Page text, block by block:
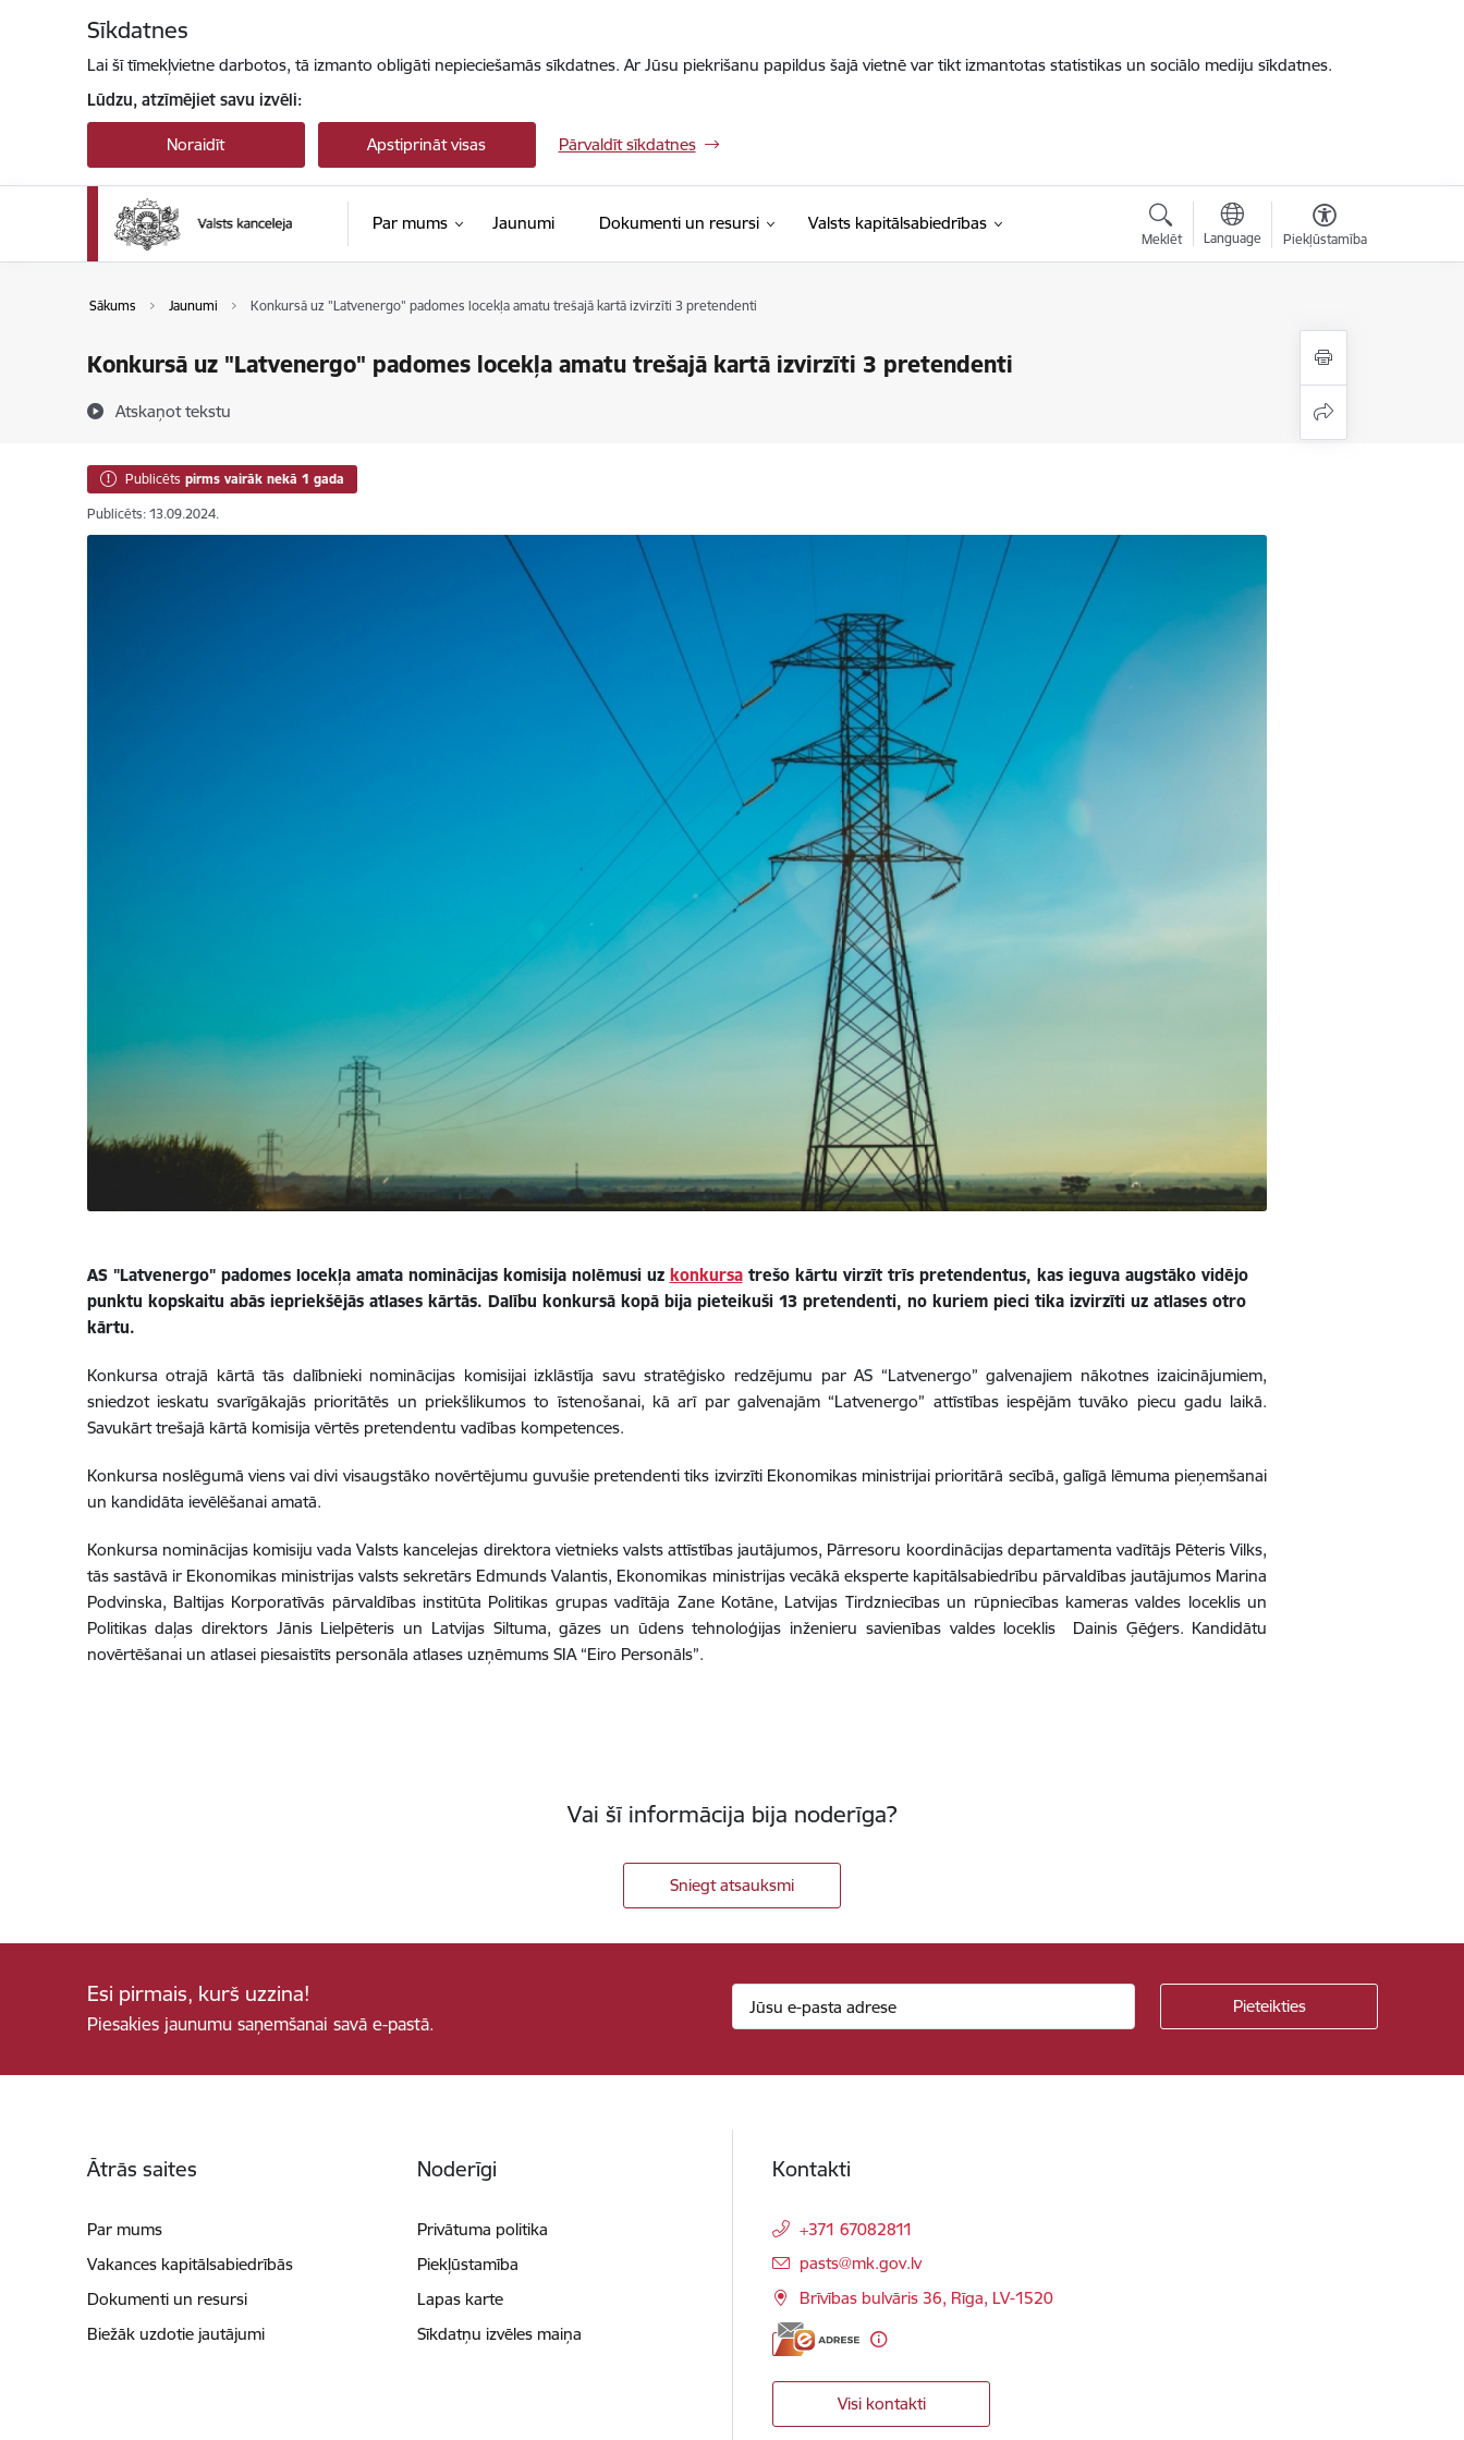
Sīkdatnes
Lai šī tīmekļvietne darbotos, tā izmanto obligāti nepieciešamās sīkdatnes. Ar Jūsu piekrišanu papildus šajā vietnē var tikt izmantotas statistikas un sociālo mediju sīkdatnes.
Lūdzu, atzīmējiet savu izvēli:
Noraidīt Apstiprināt visas Pārvaldīt sīkdatnes
Par mums Jaunumi Dokumenti un resursi Valsts kapitālsabiedrības
Meklēt Language Piekļūstamība
Sākums Jaunumi Konkursā uz "Latvenergo" padomes locekļa amatu trešajā kartā izvirzīti 3 pretendenti
Konkursā uz "Latvenergo" padomes locekļa amatu trešajā kartā izvirzīti 3 pretendenti
Atskaņot tekstu
Publicēts pirms vairāk nekā 1 gada
Publicēts: 13.09.2024.
AS "Latvenergo" padomes locekļa amata nominācijas komisija nolēmusi uz konkursatrešo kārtu virzīt trīs pretendentus, kas ieguva augstāko vidējo
punktu kopskaitu abās iepriekšējās atlases kārtās. Dalību konkursā kopā bija pieteikuši 13 pretendenti, no kuriem pieci tika izvirzīti uz atlases otro
kārtu.
Konkursa otrajā kārtā tās dalībnieki nominācijas komisijai izklāstīja savu stratēģisko redzējumu par AS “Latvenergo” galvenajiem nākotnes izaicinājumiem,
sniedzot ieskatu svarīgākajās prioritātēs un priekšlikumos to īstenošanai, kā arī par galvenajām “Latvenergo” attīstības iespējām tuvāko piecu gadu laikā.
Savukārt trešajā kārtā komisija vērtēs pretendentu vadības kompetences.
Konkursa noslēgumā viens vai divi visaugstāko novērtējumu guvušie pretendenti tiks izvirzīti Ekonomikas ministrijai prioritārā secībā, galīgā lēmuma pieņemšanai
un kandidāta ievēlēšanai amatā.
Konkursa nominācijas komisiju vada Valsts kancelejas direktora vietnieks valsts attīstības jautājumos, Pārresoru koordinācijas departamenta vadītājs Pēteris Vilks,
tās sastāvā ir Ekonomikas ministrijas valsts sekretārs Edmunds Valantis, Ekonomikas ministrijas vecākā eksperte kapitālsabiedrību pārvaldības jautājumos Marina
Podvinska, Baltijas Korporatīvās pārvaldības institūta Politikas grupas vadītāja Zane Kotāne, Latvijas Tirdzniecības un rūpniecības kameras valdes loceklis un
Politikas daļas direktors Jānis Lielpēteris un Latvijas Siltuma, gāzes un ūdens tehnoloģijas inženieru savienības valdes loceklis Dainis Ģēģers. Kandidātu
novērtēšanai un atlasei piesaistīts personāla atlases uzņēmums SIA “Eiro Personāls”.
Vai šī informācija bija noderīga?
Sniegt atsauksmi
Esi pirmais, kurš uzzina!
Piesakies jaunumu saņemšanai savā e-pastā.
Ātrās saites
Par mums
Vakances kapitālsabiedrībās
Dokumenti un resursi
Biežāk uzdotie jautājumi
Noderīgi
Privātuma politika
Piekļūstamība
Lapas karte
Sīkdatņu izvēles maiņa
Kontakti
+371 67082811
E-pasts:
pasts@mk.gov.lv
Brīvības bulvāris 36, Rīga, LV-1520
Visi kontakti